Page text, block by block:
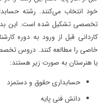
خود انتخاب می‌کنند. رشته
تخصصی تشکیل شده است. این
کاردانی قبل از ورود به دوره
خاصی را مطالعه کنند. دروس
یا هنرستان به صورت زیر هستند:
حسابداری حقوق و دستمزد
دانش فنی پایه